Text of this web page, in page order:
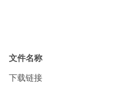
文件名称
下载链接